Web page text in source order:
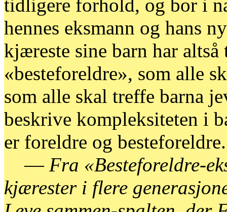
tidligere forhold, og bor i
hennes eksmann og hans
kjæreste sine barn har
«besteforeldre», som alle
som alle skal treffe barna
beskrive kompleksiteten i
er foreldre og besteforeldre.
—Fra «Besteforeldre-
kjærester i flere